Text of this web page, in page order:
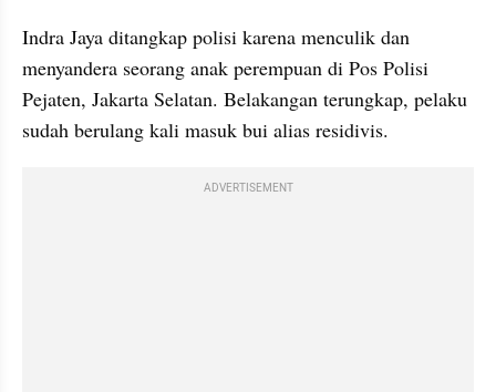
Indra Jaya ditangkap polisi karena menculik dan
menyandera seorang anak perempuan di Pos Polisi
Pejaten, Jakarta Selatan. Belakangan terungkap, pelaku
sudah berulang kali masuk bui alias residivis.
ADVERTISEMENT